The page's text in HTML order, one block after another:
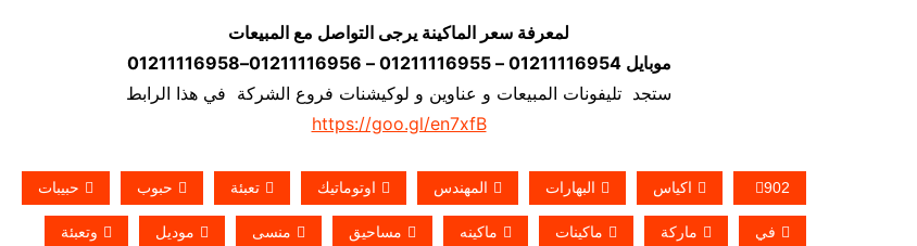
لمعرفة سعر الماكينة يرجى التواصل مع المبيعات
موبايل 01211116954 – 01211116955 – 01211116956–01211116958
ستجد تليفونات المبيعات و عناوين و لوكيشنات فروع الشركة في هذا الرابط
https://goo.gl/en7xfB
902 اكياس البهارات المهندس اوتوماتيك تعبئة حبوب حبيبات
في ماركة ماكينات ماكينه مساحيق منسى موديل وتعبئة